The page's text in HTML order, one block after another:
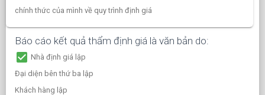
chính thức của mình về quy trình định giá
Báo cáo kết quả thẩm định giá là văn bản do:
check_box Nhà định giá lập
Đại diện bên thứ ba lập
Khách hàng lập